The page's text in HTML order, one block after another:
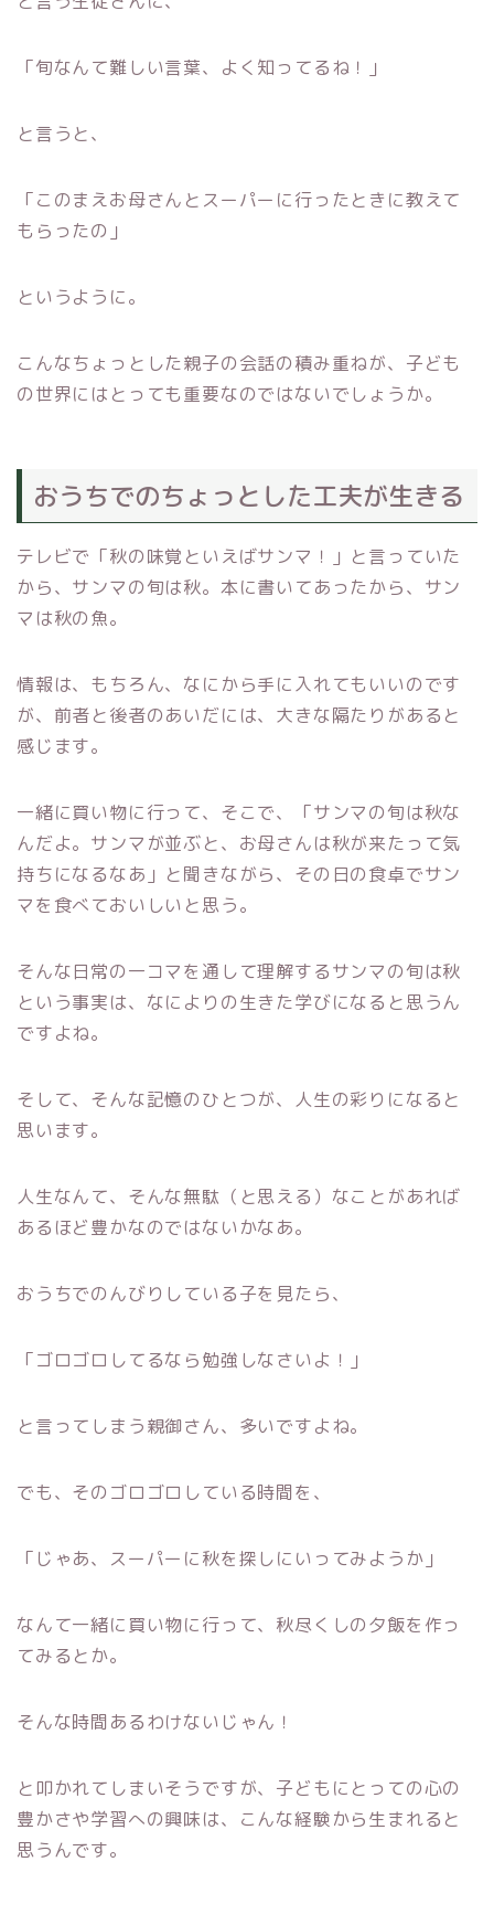
「旬なんて難しい言葉、よく知ってるね！」
と言うと、
「このまえお母さんとスーパーに行ったときに教えて
もらったの」
というように。
こんなちょっとした親子の会話の積み重ねが、子ども
の世界にはとっても重要なのではないでしょうか。
おうちでのちょっとした工夫が生きる
テレビで「秋の味覚といえばサンマ！」と言っていた
から、サンマの旬は秋。本に書いてあったから、サン
マは秋の魚。
情報は、もちろん、なにから手に入れてもいいのです
が、前者と後者のあいだには、大きな隔たりがあると
感じます。
一緒に買い物に行って、そこで、「サンマの旬は秋な
んだよ。サンマが並ぶと、お母さんは秋が来たって気
持ちになるなあ」と聞きながら、その日の食卓でサン
マを食べておいしいと思う。
そんな日常の一コマを通して理解するサンマの旬は秋
という事実は、なによりの生きた学びになると思うん
ですよね。
そして、そんな記憶のひとつが、人生の彩りになると
思います。
人生なんて、そんな無駄（と思える）なことがあれば
あるほど豊かなのではないかなあ。
おうちでのんびりしている子を見たら、
「ゴロゴロしてるなら勉強しなさいよ！」
と言ってしまう親御さん、多いですよね。
でも、そのゴロゴロしている時間を、
「じゃあ、スーパーに秋を探しにいってみようか」
なんて一緒に買い物に行って、秋尽くしの夕飯を作っ
てみるとか。
そんな時間あるわけないじゃん！
と叩かれてしまいそうですが、子どもにとっての心の
豊かさや学習への興味は、こんな経験から生まれると
思うんです。